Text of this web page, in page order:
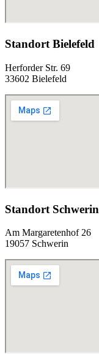
Standort Bielefeld
Herforder Str. 69
33602 Bielefeld
Standort Schwerin
Am Margaretenhof 26
19057 Schwerin